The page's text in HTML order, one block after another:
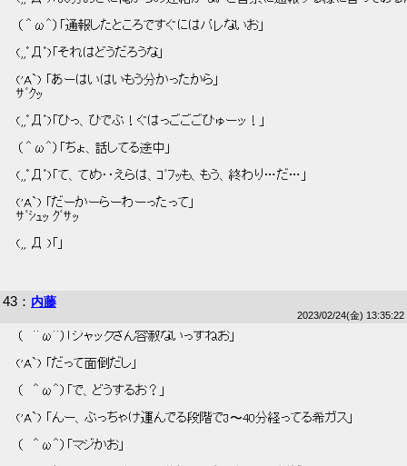
（ ＾ω＾）「通報したところですぐにはバレないお」
(,,ﾟДﾟ)「それはどうだろうな」
('A`) 「あーはいはいもう分かったから」
ｻﾞｸｯ
(,,ﾟДﾟ)「ひっ、ひでぶ！ぐはっごごごひゅーッ！」
（ ＾ω＾）「ちょ、話してる途中」
(,,ﾟДﾟ)「て、てめ‥えらは、ｺﾞﾌｯも、もう、終わり…だ…」
('A`) 「だーかーらーわーったって」
ｻﾞｼｭｯ ｸﾞｻｯ
(,, Д )「」
43 ： 内藤
2023/02/24(金) 13:35:22
（   ＾ω＾）「ジャックさん容赦ないっすねお」
('A`) 「だって面倒だし」
（   ＾ω＾）「で、どうするお？」
('A`) 「んー、ぶっちゃけ運んでる段階で3〜40分経ってる希ガス」
（   ＾ω＾）「マジかお」